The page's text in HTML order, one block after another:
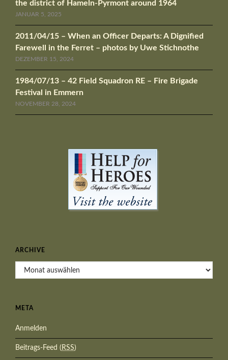
the district of Hameln-Pyrmont around 1964
JANUAR 5, 2025
2011/04/15 – When an Officer Departs: A Dignified
Farewell in the Ferret – photos by Uwe Stichnothe
DEZEMBER 15, 2024
1984/07/13 – 42 Field Squadron RE – Fire Brigade
Festival in Emmern
NOVEMBER 28, 2024
ARCHIVE
Archive
META
Anmelden
Beitrags-Feed ( RSS)